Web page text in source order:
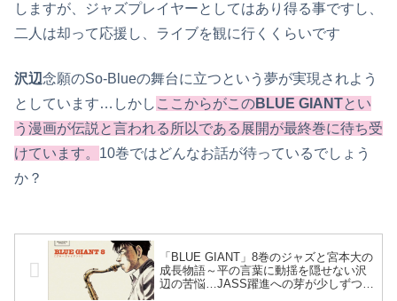
しますが、ジャズプレイヤーとしてはあり得る事ですし、
二人は却って応援し、ライブを観に行くくらいです
沢辺念願のSo-Blueの舞台に立つという夢が実現されよう
としています…しかし ここからがこのBLUE GIANTとい
う漫画が伝説と言われる所以である展開が最終巻に待ち受
けています。 10巻ではどんなお話が待っているでしょう
か？
「BLUE GIANT」8巻のジャズと宮本大の
成長物語～平の言葉に動揺を隠せない沢
辺の苦悩…JASS躍進への芽が少しずつ開